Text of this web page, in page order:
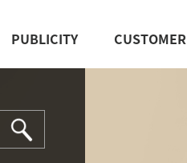
PUBLICITY CUSTOMER